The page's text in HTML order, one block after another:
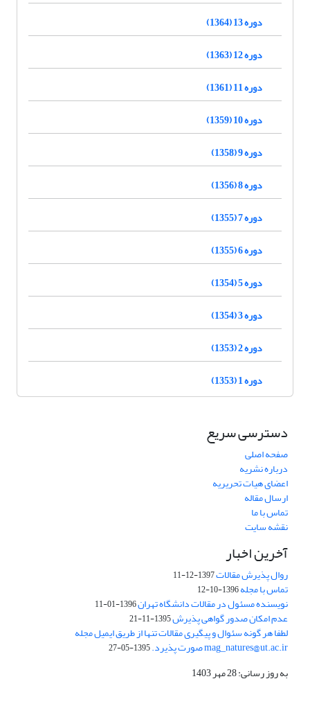
دوره 13 (1364)
دوره 12 (1363)
دوره 11 (1361)
دوره 10 (1359)
دوره 9 (1358)
دوره 8 (1356)
دوره 7 (1355)
دوره 6 (1355)
دوره 5 (1354)
دوره 3 (1354)
دوره 2 (1353)
دوره 1 (1353)
دسترسی سریع
صفحه اصلی
درباره نشریه
اعضای هیات تحریریه
ارسال مقاله
تماس با ما
نقشه سایت
آخرین اخبار
روال پذیرش مقالات1397-12-11
تماس با مجله1396-10-12
نویسنده مسئول در مقالات دانشگاه تهران1396-01-11
عدم امکان صدور گواهی پذیرش1395-11-21
لطفا هر گونه سئوال و پیگیری مقالات تنها از طریق ایمیل مجله
mag_natures@ut.ac.ir صورت پذیرد. 1395-05-27
به روز رسانی: 28 مهر 1403